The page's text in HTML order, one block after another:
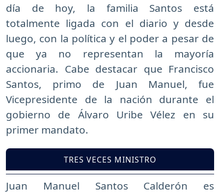
día de hoy, la familia Santos está
totalmente ligada con el diario y desde
luego, con la política y el poder a pesar de
que ya no representan la mayoría
accionaria. Cabe destacar que Francisco
Santos, primo de Juan Manuel, fue
Vicepresidente de la nación durante el
gobierno de Álvaro Uribe Vélez en su
primer mandato.
TRES VECES MINISTRO
Juan Manuel Santos Calderón es